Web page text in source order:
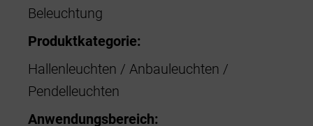
Beleuchtung
Produktkategorie:
Hallenleuchten / Anbauleuchten /
Pendelleuchten
Anwendungsbereich: